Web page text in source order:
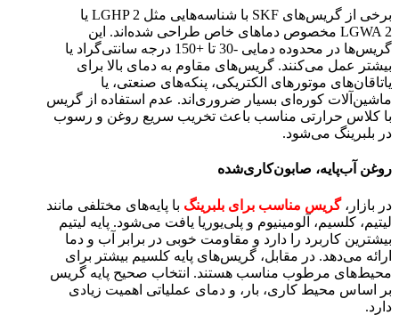
برخی از گریس‌های SKF با شناسه‌هایی مثل LGHP 2 یا
LGWA 2 مخصوص دماهای خاص طراحی شده‌اند. این
گریس‌ها در محدوده دمایی -30 تا +150 درجه سانتی‌گراد یا
بیشتر عمل می‌کنند. گریس‌های مقاوم به دمای بالا برای
یاتاقان‌های موتورهای الکتریکی، پنکه‌های صنعتی، یا
ماشین‌آلات کوره‌ای بسیار ضروری‌اند. عدم استفاده از گریس
با کلاس حرارتی مناسب باعث تخریب سریع روغن و رسوب
در بلبرینگ می‌شود.
روغن ‌آب‌پایه، صابون‌کاری‌شده
در بازار،گریس مناسب برای بلبرینگ‌ با پایه‌های مختلفی مانند
لیتیم، کلسیم، آلومینیوم و پلی‌یوریا یافت می‌شود. پایه لیتیم
بیشترین کاربرد را دارد و مقاومت خوبی در برابر آب و دما
ارائه می‌دهد. در مقابل، گریس‌های پایه کلسیم بیشتر برای
محیط‌های مرطوب مناسب هستند. انتخاب صحیح پایه گریس
بر اساس محیط کاری، بار، و دمای عملیاتی اهمیت زیادی
دارد.